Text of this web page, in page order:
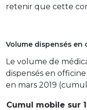
retenir que cette
Volume dispensés en
Le volume de
dispensés en officine
en mars 2019
Cumul mobile sur